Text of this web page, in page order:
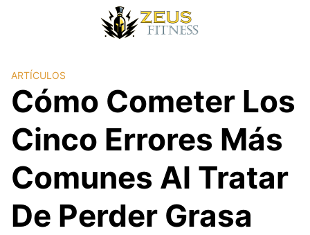
ARTÍCULOS
Cómo Cometer Los
Cinco Errores Más
Comunes Al Tratar
De Perder Grasa